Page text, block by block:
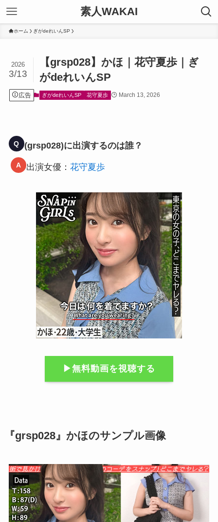
素人WAKAI
ホーム ぎがdeれいんSP
【grsp028】かほ｜花守夏歩｜ぎ
がdeれいんSP
2026
3/13
広告 ぎがdeれいんSP 花守夏歩 March 13, 2026
Q (grsp028)に出演するのは誰？
A 出演女優： 花守夏歩
▶︎無料動画を視聴する
『grsp028』かほのサンプル画像